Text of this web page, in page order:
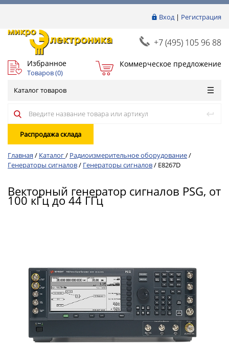
Вход| Регистрация
+7 (495) 105 96 88
Избранное
Товаров (0)
Коммерческое предложение
Каталог товаров
Распродажа склада
Главная / Каталог/ Радиоизмерительное оборудование/
Генераторы сигналов/ Генераторы сигналов/ E8267D
Векторный генератор сигналов PSG, от
100 кГц до 44 ГГц